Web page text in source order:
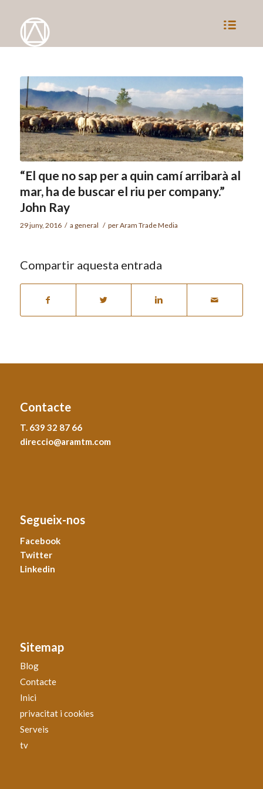
“El que no sap per a quin camí arribarà al
mar, ha de buscar el riu per company.”
John Ray
29 juny, 2016 / a general / perAram Trade Media
Compartir aquesta entrada
Contacte
T. 639 32 87 66
direccio@aramtm.com
Segueix-nos
Facebook
Twitter
Linkedin
Sitemap
Blog
Contacte
Inici
privacitat i cookies
Serveis
tv